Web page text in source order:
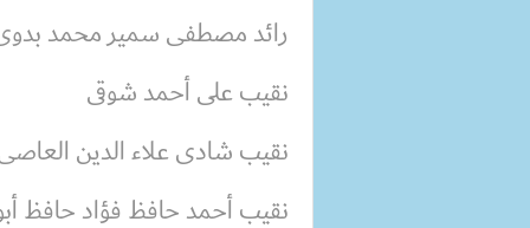
رائد مصطفى سمير محمد
نقيب على أحمد شوقى
نقيب شادى علاء الدين
نقيب أحمد حافظ فؤاد حافظ